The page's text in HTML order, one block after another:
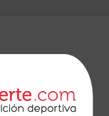
un batido de